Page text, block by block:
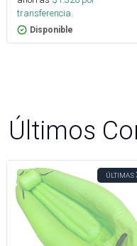
transferencia.
Disponible
Últimos
ÚLTIMAS